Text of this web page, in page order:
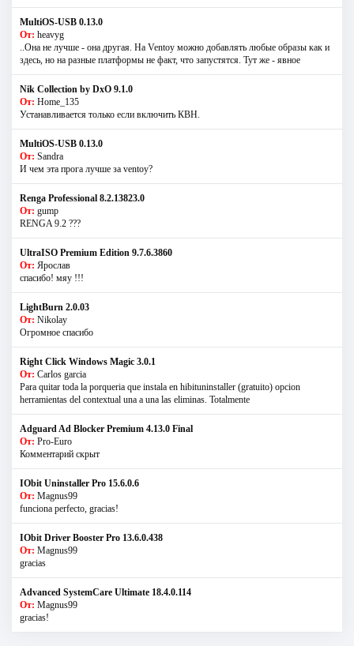
MultiOS-USB 0.13.0
От: heavyg
..Она не лучше - она другая. На Ventoy можно добавлять любые образы как и
здесь, но на разные платформы не факт, что запустятся. Тут же - явное
Nik Collection by DxO 9.1.0
От: Home_135
Устанавливается только если включить КВН.
MultiOS-USB 0.13.0
От: Sandra
И чем эта прога лучше за ventoy?
Renga Professional 8.2.13823.0
От: gump
RENGA 9.2 ???
UltraISO Premium Edition 9.7.6.3860
От: Ярослав
спасибо! мяу !!!
LightBurn 2.0.03
От: Nikolay
Огромное спасибо
Right Click Windows Magic 3.0.1
От: Carlos garcia
Para quitar toda la porqueria que instala en hibituninstaller (gratuito) opcion
herramientas del contextual una a una las eliminas. Totalmente
Adguard Ad Blocker Premium 4.13.0 Final
От: Pro-Euro
Комментарий скрыт
IObit Uninstaller Pro 15.6.0.6
От: Magnus99
funciona perfecto, gracias!
IObit Driver Booster Pro 13.6.0.438
От: Magnus99
gracias
Advanced SystemCare Ultimate 18.4.0.114
От: Magnus99
gracias!